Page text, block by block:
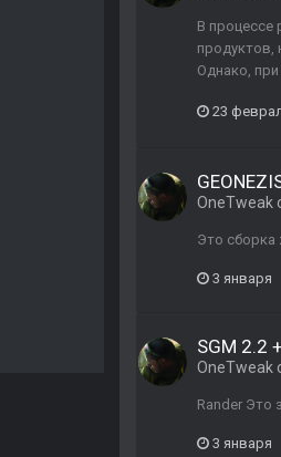
В процессе
продуктов,
Однако, при
23
OneTweak
Это сборка
3 января
SGM 2.2
OneTweak
Rander Это
3 января